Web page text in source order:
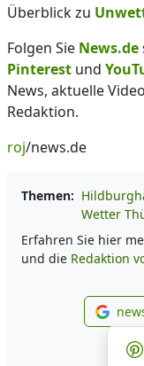
Überblick zu
Folgen Sie News.de
Pinterest und
News, aktuelle
Redaktion.
roj/news.de
Themen:
Wetter
Erfahren Sie hier
und die Redaktion